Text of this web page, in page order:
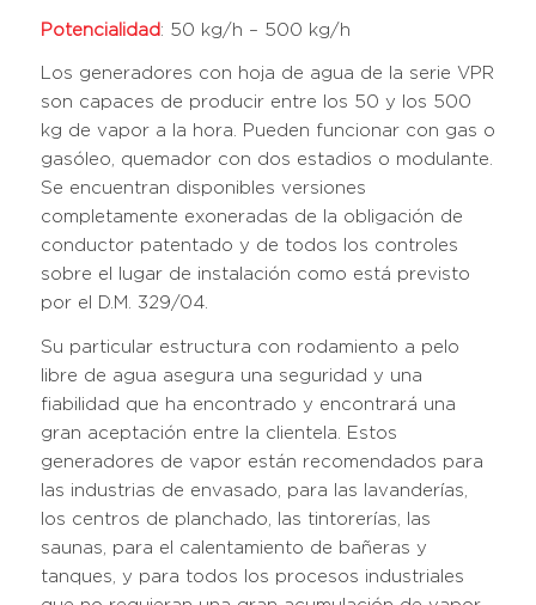
Potencialidad : 50 kg/h – 500 kg/h
Los generadores con hoja de agua de la serie VPR
son capaces de producir entre los 50 y los 500
kg de vapor a la hora. Pueden funcionar con gas o
gasóleo, quemador con dos estadios o modulante.
Se encuentran disponibles versiones
completamente exoneradas de la obligación de
conductor patentado y de todos los controles
sobre el lugar de instalación como está previsto
por el D.M. 329/04.
Su particular estructura con rodamiento a pelo
libre de agua asegura una seguridad y una
fiabilidad que ha encontrado y encontrará una
gran aceptación entre la clientela. Estos
generadores de vapor están recomendados para
las industrias de envasado, para las lavanderías,
los centros de planchado, las tintorerías, las
saunas, para el calentamiento de bañeras y
tanques, y para todos los procesos industriales